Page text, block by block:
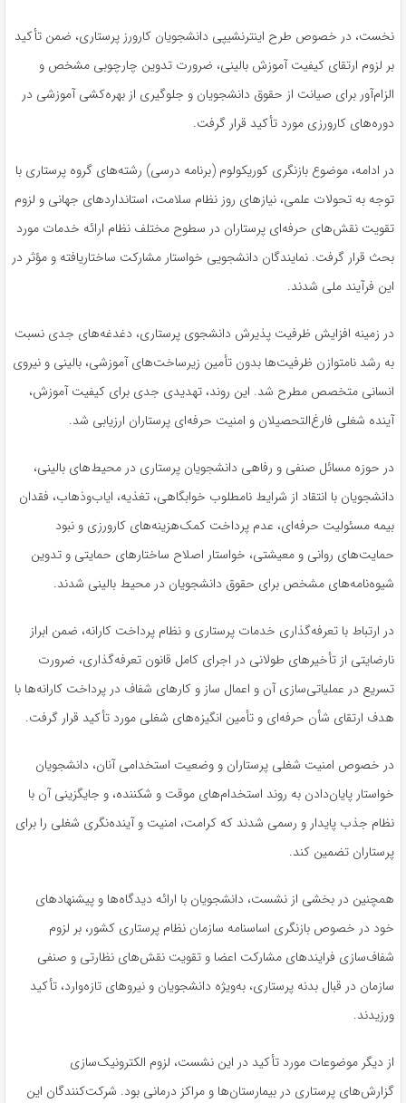
نخست، در خصوص طرح اینترنشیپی دانشجویان کارورز پرستاری، ضمن تأکید
بر لزوم ارتقای کیفیت آموزش بالینی، ضرورت تدوین چارچوبی مشخص و
الزام‌آور برای صیانت از حقوق دانشجویان و جلوگیری از بهره‌کشی آموزشی در
دوره‌های کارورزی مورد تأکید قرار گرفت.
در ادامه، موضوع بازنگری کوریکولوم (برنامه درسی) رشته‌های گروه پرستاری با
توجه به تحولات علمی، نیازهای روز نظام سلامت، استانداردهای جهانی و لزوم
تقویت نقش‌های حرفه‌ای پرستاران در سطوح مختلف نظام ارائه خدمات مورد
بحث قرار گرفت. نمایندگان دانشجویی خواستار مشارکت ساختاریافته و مؤثر در
این فرآیند ملی شدند.
در زمینه افزایش ظرفیت پذیرش دانشجوی پرستاری، دغدغه‌های جدی نسبت
به رشد نامتوازن ظرفیت‌ها بدون تأمین زیرساخت‌های آموزشی، بالینی و نیروی
انسانی متخصص مطرح شد. این روند، تهدیدی جدی برای کیفیت آموزش،
آینده شغلی فارغ‌التحصیلان و امنیت حرفه‌ای پرستاران ارزیابی شد.
در حوزه مسائل صنفی و رفاهی دانشجویان پرستاری در محیط‌های بالینی،
دانشجویان با انتقاد از شرایط نامطلوب خوابگاهی، تغذیه، ایاب‌وذهاب، فقدان
بیمه مسئولیت حرفه‌ای، عدم پرداخت کمک‌هزینه‌های کارورزی و نبود
حمایت‌های روانی و معیشتی، خواستار اصلاح ساختارهای حمایتی و تدوین
شیوه‌نامه‌های مشخص برای حقوق دانشجویان در محیط بالینی شدند.
در ارتباط با تعرفه‌گذاری خدمات پرستاری و نظام پرداخت کارانه، ضمن ابراز
نارضایتی از تأخیرهای طولانی در اجرای کامل قانون تعرفه‌گذاری، ضرورت
تسریع در عملیاتی‌سازی آن و اعمال ساز و کارهای شفاف در پرداخت کارانه‌ها با
هدف ارتقای شأن حرفه‌ای و تأمین انگیزه‌های شغلی مورد تأکید قرار گرفت.
در خصوص امنیت شغلی پرستاران و وضعیت استخدامی آنان، دانشجویان
خواستار پایان‌دادن به روند استخدام‌های موقت و شکننده، و جایگزینی آن با
نظام جذب پایدار و رسمی شدند که کرامت، امنیت و آینده‌نگری شغلی را برای
پرستاران تضمین کند.
همچنین در بخشی از نشست، دانشجویان با ارائه دیدگاه‌ها و پیشنهادهای
خود در خصوص بازنگری اساسنامه سازمان نظام پرستاری کشور، بر لزوم
شفاف‌سازی فرایندهای مشارکت اعضا و تقویت نقش‌های نظارتی و صنفی
سازمان در قبال بدنه پرستاری، به‌ویژه دانشجویان و نیروهای تازه‌وارد، تأکید
ورزیدند.
از دیگر موضوعات مورد تأکید در این نشست، لزوم الکترونیک‌سازی
گزارش‌های پرستاری در بیمارستان‌ها و مراکز درمانی بود. شرکت‌کنندگان این